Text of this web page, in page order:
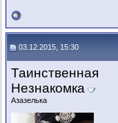
03.12.2015, 15:30
Таинственная
Незнакомка
Азазелька